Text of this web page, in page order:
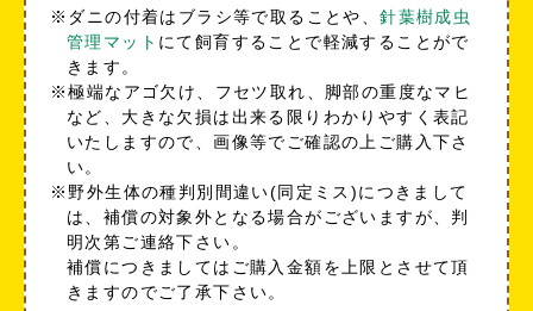
※ダニの付着はブラシ等で取ることや、針葉樹成虫
管理マット にて飼育することで軽減することがで
きます。
※極端なアゴ欠け、フセツ取れ、脚部の重度なマヒ
など、大きな欠損は出来る限りわかりやすく表記
いたしますので、画像等でご確認の上ご購入下さ
い。
※野外生体の種判別間違い(同定ミス)につきまして
は、補償の対象外となる場合がございますが、判
明次第ご連絡下さい。
補償につきましてはご購入金額を上限とさせて頂
きますのでご了承下さい。